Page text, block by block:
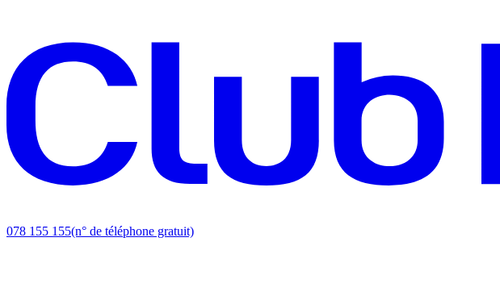
078 155 155(n° de téléphone gratuit)